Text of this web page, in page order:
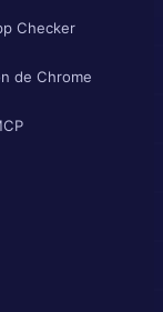
Checker
de Chrome